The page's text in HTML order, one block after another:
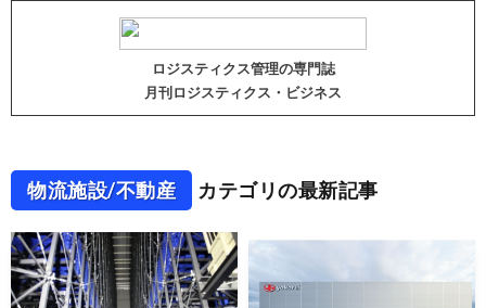
ロジスティクス管理の専門誌
月刊ロジスティクス・ビジネス
物流施設/不動産 カテゴリの最新記事